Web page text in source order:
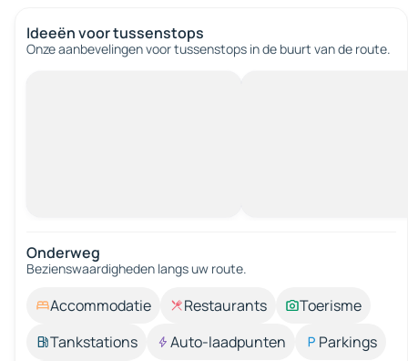
Ideeën voor tussenstops
Onze aanbevelingen voor tussenstops in de buurt van de route.
Onderweg
Bezienswaardigheden langs uw route.
Accommodatie Restaurants
Toerisme
Tankstations
Auto-laadpunten
Parkings